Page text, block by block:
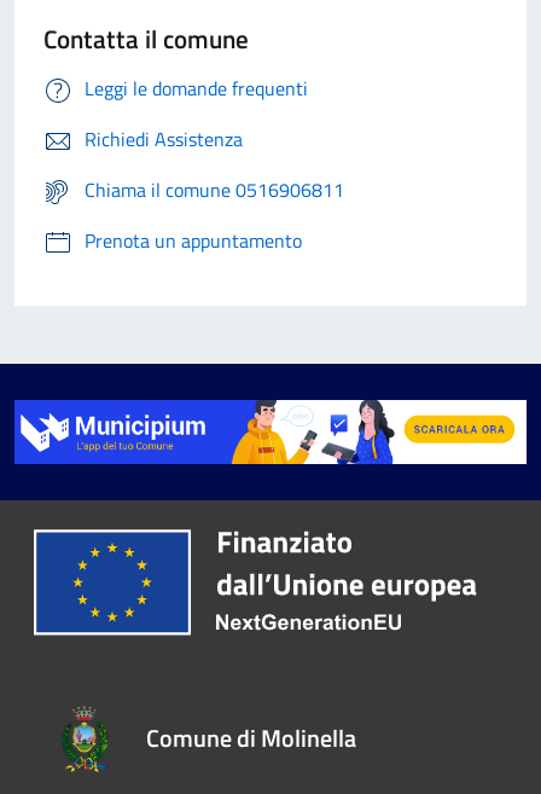
Contatta il comune
Leggi le domande frequenti
Richiedi Assistenza
Chiama il comune 0516906811
Prenota un appuntamento
Comune di Molinella